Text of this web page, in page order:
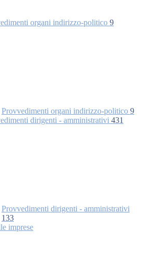
organi indirizzo-politico 9
Provvedimenti organi indirizzo-politico 9
dirigenti - amministrativi 431
Provvedimenti dirigenti - amministrativi
133
imprese